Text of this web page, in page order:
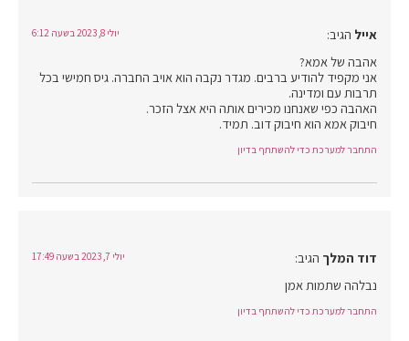
אייל הגיב: יולי 8, 2023 בשעה 6:12
אהבה של אמא?
אני מקפיד להודיע ברבים. מגדר נקבה הוא אויב החברה. גיס חמישי בכל
תרבות עם ומדינה.
האהבה כפי שאנחנו מכירים אותה היא אצל הזכר.
חיבוק אמא הוא חיבוק דוב. תמיד.
התחבר למערכת כדי להשתתף בדיון
דוד המלך הגיב: יולי 7, 2023 בשעה 17:49
נבלהה שתמות אמן
התחבר למערכת כדי להשתתף בדיון